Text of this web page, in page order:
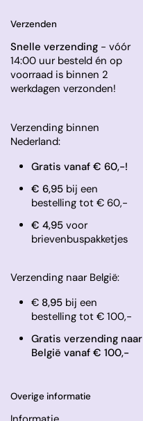
Verzenden
Snelle verzending - vóór
14:00 uur besteld én op
voorraad is binnen 2
werkdagen verzonden!
Verzending binnen
Nederland:
Gratis vanaf € 60,-!
€ 6,95 bij een
bestelling tot € 60,-
​€ 4,95 voor
brievenbuspakketjes
Verzending naar België:
€ 8,95bij een
bestelling tot € 100,-
Gratis verzending naar
België vanaf € 100,-
Overige informatie